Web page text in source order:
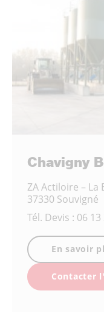
Chavigny
ZA Actiloire – La
37330 Souvigné
Tél. Devis : 06 13
En savoir
Contacter